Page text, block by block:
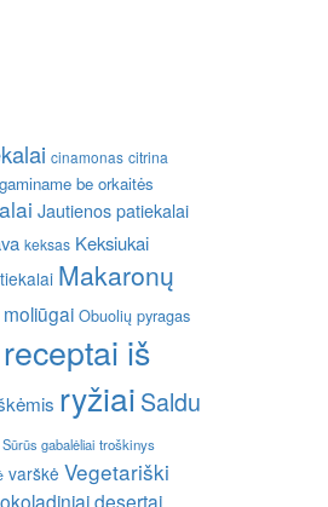
cinamonas citrina
gaminame be orkaitės
Jautienos patiekalai
keksas Keksiukai
Makaronų
moliūgai Obuolių pyragas
receptai iš
ryžiai Saldu
Sūrūs gabalėliai troškinys
varškė Vegetariški
desertai